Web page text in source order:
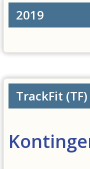
2019
TrackFit (TF)